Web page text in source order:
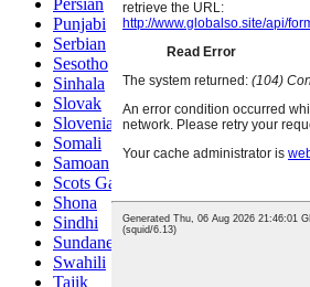
Persian
Punjabi
Serbian
Sesotho
Sinhala
Slovak
Slovenian
Somali
Samoan
Scots Gaelic
Shona
Sindhi
Sundanese
Swahili
Tajik